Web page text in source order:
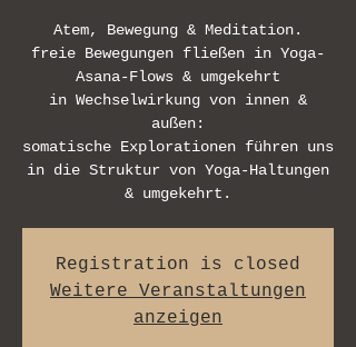
Atem, Bewegung & Meditation.
freie Bewegungen fließen in Yoga-
Asana-Flows & umgekehrt
in Wechselwirkung von innen &
außen:
somatische Explorationen führen uns
in die Struktur von Yoga-Haltungen
& umgekehrt.
Registration is closed
Weitere Veranstaltungen
anzeigen